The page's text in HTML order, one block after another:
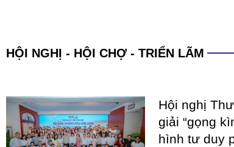
HỘI NGHỊ - HỘI CHỢ - TRIỂN LÃM
Hội nghị
giải “gọng
hình tư duy